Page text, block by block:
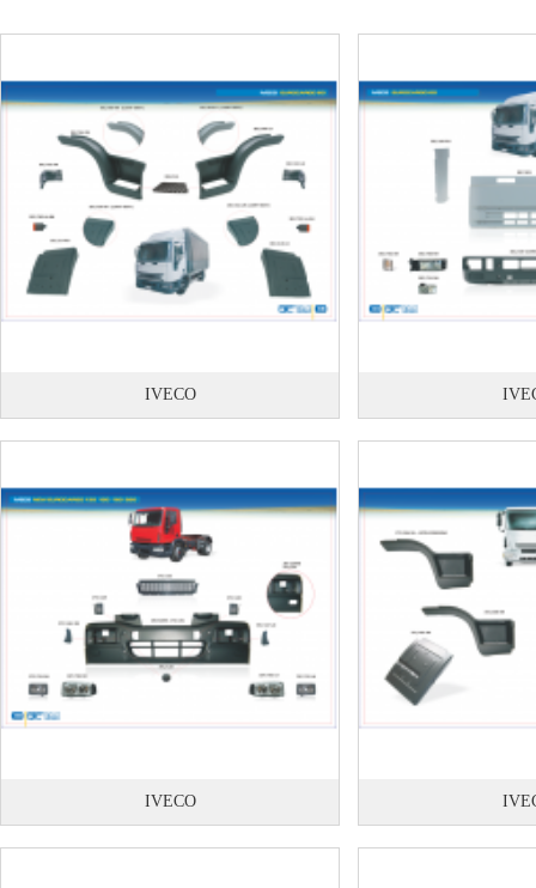
IVECO
IVECO